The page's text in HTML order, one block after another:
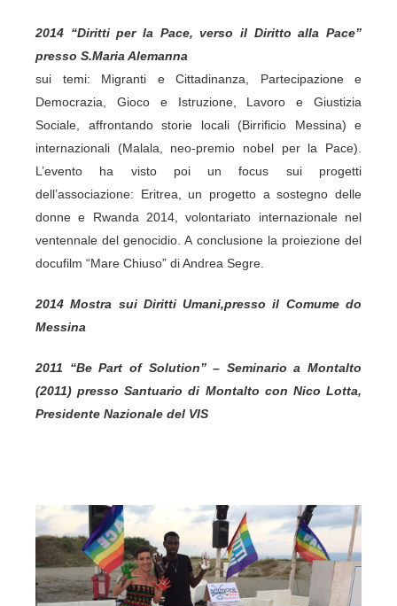
2014 “Diritti per la Pace, verso il Diritto alla Pace”
presso S.Maria Alemanna
sui temi: Migranti e Cittadinanza, Partecipazione e
Democrazia, Gioco e Istruzione, Lavoro e Giustizia
Sociale, affrontando storie locali (Birrificio Messina) e
internazionali (Malala, neo-premio nobel per la Pace).
L’evento ha visto poi un focus sui progetti
dell’associazione: Eritrea, un progetto a sostegno delle
donne e Rwanda 2014, volontariato internazionale nel
ventennale del genocidio. A conclusione la proiezione del
docufilm “Mare Chiuso” di Andrea Segre.
2014 Mostra sui Diritti Umani,presso il Comume do
Messina
2011 “Be Part of Solution” – Seminario a Montalto
(2011) presso Santuario di Montalto con Nico Lotta,
Presidente Nazionale del VIS